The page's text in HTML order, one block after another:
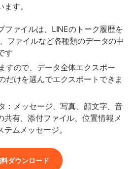
す。
ファイルは、LINEのトーク履歴を
ファイルなど各種類のデータの中
す
すので、データ全体エクスポー
だけを選んでエクスポートできま
：メッセージ、写真、顔文字、音
共有、添付ファイル、位置情報メ
ムメッセージ。
料ダウンロード